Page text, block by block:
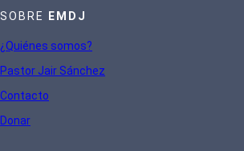
SOBRE EMDJ
¿Quiénes somos?
Pastor Jair Sánchez
Contacto
Donar